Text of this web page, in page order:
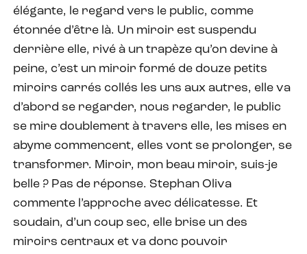
élégante, le regard vers le public, comme
étonnée d’être là. Un miroir est suspendu
derrière elle, rivé à un trapèze qu’on devine à
peine, c’est un miroir formé de douze petits
miroirs carrés collés les uns aux autres, elle va
d’abord se regarder, nous regarder, le public
se mire doublement à travers elle, les mises en
abyme commencent, elles vont se prolonger, se
transformer. Miroir, mon beau miroir, suis-je
belle ? Pas de réponse. Stephan Oliva
commente l’approche avec délicatesse. Et
soudain, d’un coup sec, elle brise un des
miroirs centraux et va donc pouvoir